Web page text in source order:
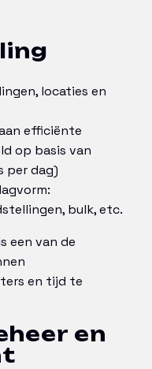
locaties en
efficiënte
op basis van
per dag)
bulk, etc.
een van de
en tijd te
en